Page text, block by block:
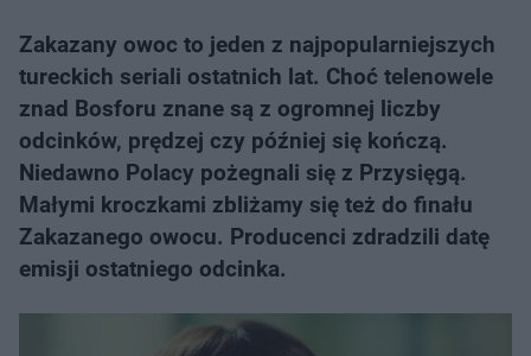
Zakazany owoc to jeden z najpopularniejszych
tureckich seriali ostatnich lat. Choć telenowele
znad Bosforu znane są z ogromnej liczby
odcinków, prędzej czy później się kończą.
Niedawno Polacy pożegnali się z Przysięgą.
Małymi kroczkami zbliżamy się też do finału
Zakazanego owocu. Producenci zdradzili datę
emisji ostatniego odcinka.